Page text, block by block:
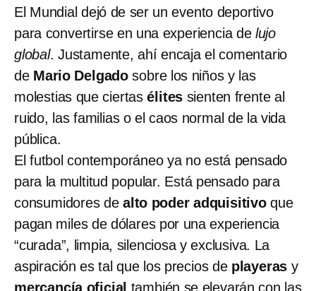
El Mundial dejó de ser un evento deportivo
para convertirse en una experiencia de lujo
global. Justamente, ahí encaja el comentario
de Mario Delgado sobre los niños y las
molestias que ciertasélites sienten frente al
ruido, las familias o el caos normal de la vida
pública.
El futbol contemporáneo ya no está pensado
para la multitud popular. Está pensado para
consumidores dealto poder adquisitivoque
pagan miles de dólares por una experiencia
“curada”, limpia, silenciosa y exclusiva. La
aspiración es tal que los precios de playeras y
mercancía oficial también se elevarán con las